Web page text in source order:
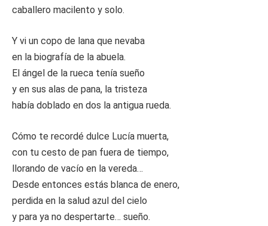
caballero macilento y solo.
Y vi un copo de lana que nevaba
en la biografía de la abuela.
El ángel de la rueca tenía sueño
y en sus alas de pana, la tristeza
había doblado en dos la antigua rueda.
Cómo te recordé dulce Lucía muerta,
con tu cesto de pan fuera de tiempo,
llorando de vacío en la vereda…
Desde entonces estás blanca de enero,
perdida en la salud azul del cielo
y para ya no despertarte… sueño.